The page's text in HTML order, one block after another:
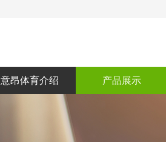
意昂体育介绍 产品展示